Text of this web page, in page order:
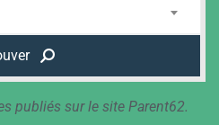
publiés sur le site Parent62.